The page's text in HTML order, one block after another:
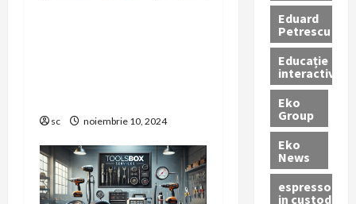
sc noiembrie 10, 2024
Eduard
Petrescu
Educație
interactivă
Eko
Group
Eko
News
espressoare
in custodie